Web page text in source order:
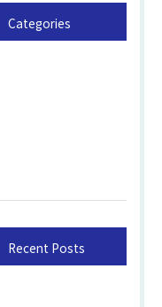
Categories
Recent Posts